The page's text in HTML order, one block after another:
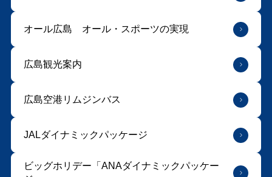
オール広島 オール・スポーツの実現
広島観光案内
広島空港リムジンバス
JALダイナミックパッケージ
ビッグホリデー「ANAダイナミックパッケー